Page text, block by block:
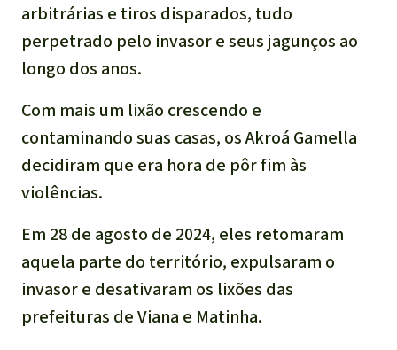
arbitrárias e tiros disparados, tudo
perpetrado pelo invasor e seus jagunços ao
longo dos anos.
Com mais um lixão crescendo e
contaminando suas casas, os Akroá Gamella
decidiram que era hora de pôr fim às
violências.
Em 28 de agosto de 2024, eles retomaram
aquela parte do território, expulsaram o
invasor e desativaram os lixões das
prefeituras de Viana e Matinha.